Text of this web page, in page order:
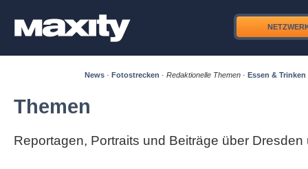
News · Fotostrecken · Redaktionelle Themen · Essen & Trinken
Themen
Reportagen, Portraits und Beiträge über